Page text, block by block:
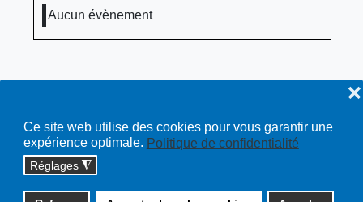
Ce site web utilise des cookies pour vous garantir une
expérience optimale. Politique de confidentialité
Réglages ◮
❌
Aucun évènement
Copyright © 2026 cossonay.ch - tous droits réservés | site :